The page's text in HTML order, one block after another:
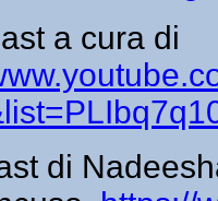
a cura di
di